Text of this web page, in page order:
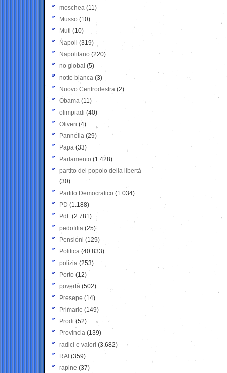
moschea (11)
Musso (10)
Muti (10)
Napoli (319)
Napolitano (220)
no global (5)
notte bianca (3)
Nuovo Centrodestra (2)
Obama (11)
olimpiadi (40)
Oliveri (4)
Pannella (29)
Papa (33)
Parlamento (1.428)
partito del popolo della libertà
(30)
Partito Democratico (1.034)
PD (1.188)
PdL (2.781)
pedofilia (25)
Pensioni (129)
Politica (40.833)
polizia (253)
Porto (12)
povertà (502)
Presepe (14)
Primarie (149)
Prodi (52)
Provincia (139)
radici e valori (3.682)
RAI (359)
rapine (37)